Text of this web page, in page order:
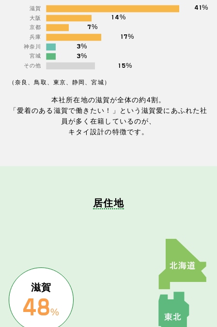
41 %
14%
7%
17%
3%
3%
15%
本社所在地の滋賀が全体の約4割。
「愛着のある滋賀で働きたい！」という滋賀愛にあふれた社
員が多く在籍しているのが、
キタイ設計の特徴です。
居住地
滋賀
48%